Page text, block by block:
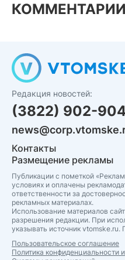
КОММЕНТАРИИ
Редакция новостей:
(3822) 902-
Контакты
Размещение рекламы
Публикации с пометкой
условиях и оплачены
ответственности за
рекламных материалах.
Использование материалов
разрешения редакции. При
указывать источник vtomske.ru.
Пользовательское соглашение
Политика конфиденциальности